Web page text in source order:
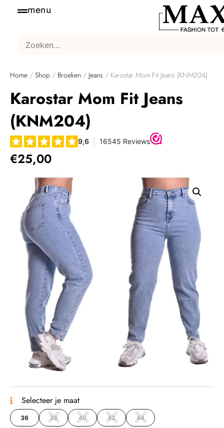
menu
Home / Shop / Broeken / Jeans / Karostar Mom Fit Jeans (KNM204)
Karostar Mom Fit Jeans
(KNM204)
€25,00
Selecteer je maat
36 38 40 42 44